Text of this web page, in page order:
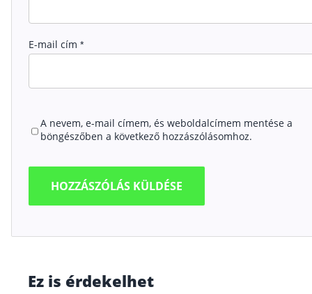
E-mail cím *
A nevem, e-mail címem, és weboldalcímem mentése a
böngészőben a következő hozzászólásomhoz.
Ez is érdekelhet